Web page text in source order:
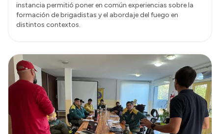
instancia permitió poner en común experiencias sobre la
formación de brigadistas y el abordaje del fuego en
distintos contextos.